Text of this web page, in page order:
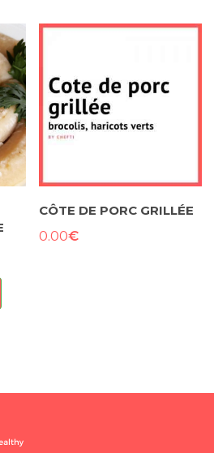
CÔTE DE PORC GRILLÉE
0.00€